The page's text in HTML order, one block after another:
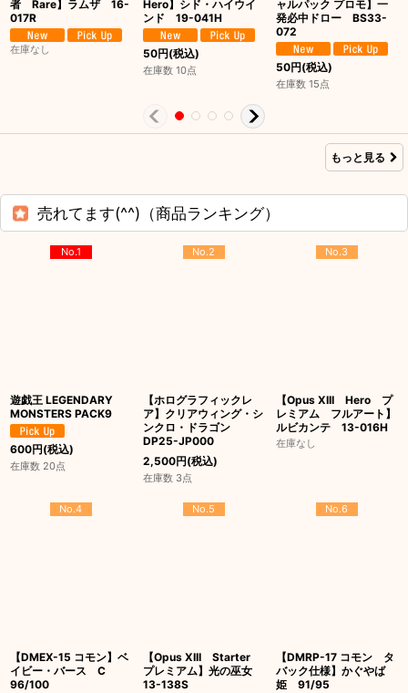
者 Rare】ラムザ 16-
017R
在庫なし
Hero】シド・ハイウイ
ンド 19-041H
50円(税込)
在庫数 10点
ャルパック プロモ】一
発必中ドロー BS33-
072
50円(税込)
在庫数 15点
もっと見る
売れてます(^^)（商品ランキング）
No.1
遊戯王 LEGENDARY
MONSTERS PACK9
600円(税込)
在庫数 20点
No.2
【ホログラフィックレ
ア】クリアウィング・シ
ンクロ・ドラゴン
DP25-JP000
2,500円(税込)
在庫数 3点
No.3
【Opus XIII Hero プ
レミアム フルアート】
ルビカンテ 13-016H
在庫なし
No.4
【DMEX-15 コモン】ベ
イビー・バース C
96/100
No.5
【Opus XIII Starter
プレミアム】光の巫女
13-138S
No.6
【DMRP-17 コモン タ
バック仕様】かぐやば
姫 91/95